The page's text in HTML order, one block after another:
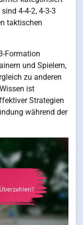
4-4-2, 4-3-3
taktischen
Formation
und Spielern,
zu anderen
ist
Strategien
während der